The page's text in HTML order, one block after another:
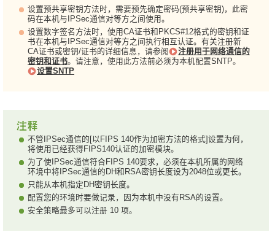
设置预共享密钥方法时，需要预先确定密码(预共享密钥)，此密
码在本机与IPSec通信对等方之间使用。
设置数字签名方法时，使用CA证书和PKCS#12格式的密钥和证
书在本机与IPSec通信对等方之间执行相互认证。有关注册新
CA证书或密钥/证书的详细信息，请参阅
注册用于网络通信的
密钥和证书。请注意，使用此方法前必须为本机配置SNTP。
设置SNTP
不管IPSec通信的[以FIPS 140作为加密方法的格式]设置为何，
将使用已经获得FIPS140认证的加密模块。
为了使IPSec通信符合FIPS 140要求，必须在本机所属的网络
环境中将IPSec通信的DH和RSA密钥长度设为2048位或更长。
只能从本机指定DH密钥长度。
配置您的环境时要做记录，因为本机中没有RSA的设置。
安全策略最多可以注册 10 项。